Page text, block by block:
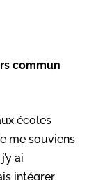
commun
écoles
me souviens
ai
intégrer